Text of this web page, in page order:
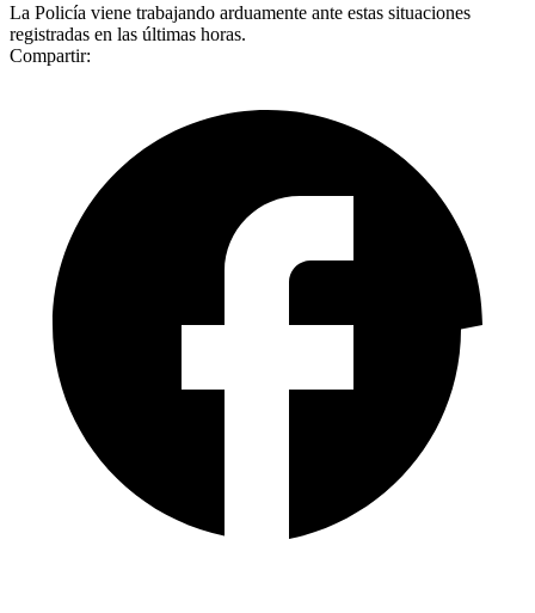
La Policía viene trabajando arduamente ante estas situaciones
registradas en las últimas horas.
Compartir: